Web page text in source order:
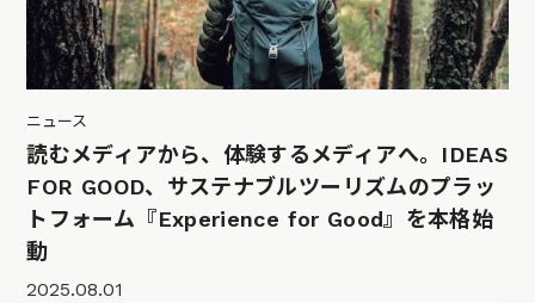
ニュース
読むメディアから、体験するメディアへ。IDEAS
FOR GOOD、サステナブルツーリズムのプラッ
トフォーム『Experience for Good』を本格始
動
2025.08.01